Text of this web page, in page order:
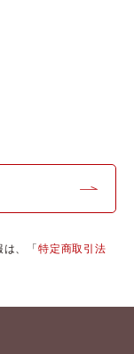
は、「特定商取引法